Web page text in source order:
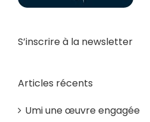
S’inscrire à la newsletter
Articles récents
Umi une œuvre engagée